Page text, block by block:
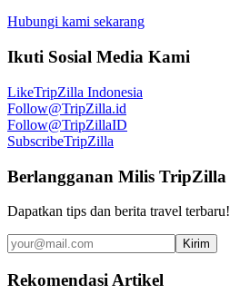
Hubungi kami sekarang
Ikuti Sosial Media Kami
LikeTripZilla Indonesia
Follow@TripZilla.id
Follow@TripZillaID
SubscribeTripZilla
Berlangganan Milis TripZilla
Dapatkan tips dan berita travel terbaru!
Kirim
Rekomendasi Artikel